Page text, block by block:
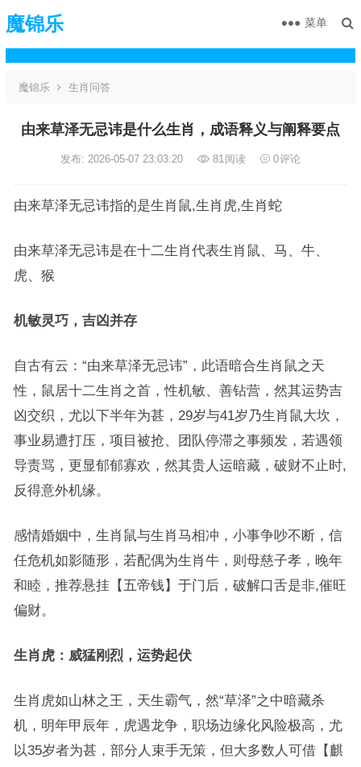
魔锦乐 菜单
魔锦乐 生肖问答
由来草泽无忌讳是什么生肖，成语释义与阐释要点
发布: 2026-05-07 23:03:20 81阅读 0评论
由来草泽无忌讳指的是生肖鼠,生肖虎,生肖蛇
由来草泽无忌讳是在十二生肖代表生肖鼠、马、牛、
虎、猴
机敏灵巧，吉凶并存
自古有云：“由来草泽无忌讳”，此语暗合生肖鼠之天
性，鼠居十二生肖之首，性机敏、善钻营，然其运势吉
凶交织，尤以下半年为甚，29岁与41岁乃生肖鼠大坎，
事业易遭打压，项目被抢、团队停滞之事频发，若遇领
导责骂，更显郁郁寡欢，然其贵人运暗藏，破财不止时,
反得意外机缘。
感情婚姻中，生肖鼠与生肖马相冲，小事争吵不断，信
任危机如影随形，若配偶为生肖牛，则母慈子孝，晚年
和睦，推荐悬挂【五帝钱】于门后，破解口舌是非,催旺
偏财。
生肖虎：威猛刚烈，运势起伏
生肖虎如山林之王，天生霸气，然“草泽”之中暗藏杀
机，明年甲辰年，虎遇龙争，职场边缘化风险极高，尤
以35岁者为甚，部分人束手无策，但大多数人可借【麒